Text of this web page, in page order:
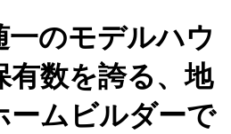
一のモデルハウ
有数を誇る、地
ームビルダーで